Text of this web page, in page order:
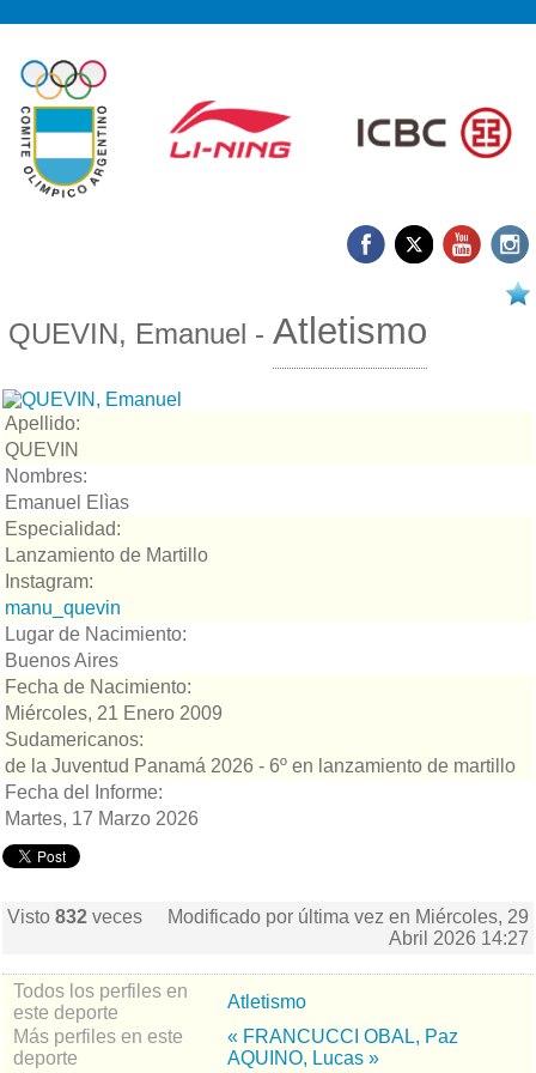
QUEVIN, Emanuel - Atletismo
Apellido:
QUEVIN
Nombres:
Emanuel Elìas
Especialidad:
Lanzamiento de Martillo
Instagram:
manu_quevin
Lugar de Nacimiento:
Buenos Aires
Fecha de Nacimiento:
Miércoles, 21 Enero 2009
Sudamericanos:
de la Juventud Panamá 2026 - 6º en lanzamiento de martillo
Fecha del Informe:
Martes, 17 Marzo 2026
Visto 832 veces
Modificado por última vez en Miércoles, 29
Abril 2026 14:27
Todos los perfiles en
este deporte
Atletismo
Más perfiles en este
deporte
« FRANCUCCI OBAL, Paz
AQUINO, Lucas »